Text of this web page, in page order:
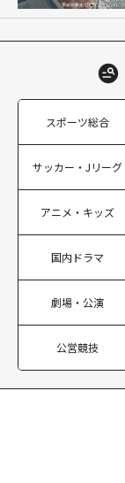
スポーツ総合
サッカー・Jリーグ
アニメ・キッズ
国内ドラマ
劇場・公演
公営競技